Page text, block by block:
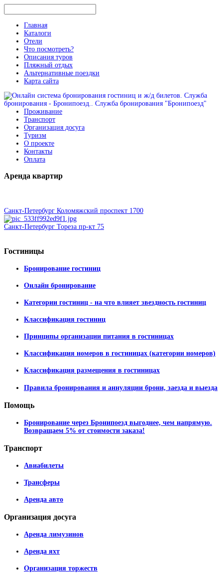
Главная
Каталоги
Отели
Что посмотреть?
Описания туров
Пляжный отдых
Альтернативные поездки
Карта сайта
Проживание
Транспорт
Организация досуга
Туризм
О проекте
Контакты
Оплата
Аренда квартир
Санкт-Петербург Коломяжский проспект 1700
Санкт-Петербург Тореза пр-кт 75
Гостиницы
Бронирование гостиниц
Онлайн бронирование
Категории гостиниц - на что влияет звездность гостиниц
Классификация гостиниц
Принципы организации питания в гостиницах
Классификация номеров в гостиницах (категории номеров)
Классификация размещения в гостиницах
Правила бронирования и аннуляции брони, заезда и выезда
Помощь
Бронирование через Бронипоезд выгоднее, чем напрямую.
Возвращаем 5% от стоимости заказа!
Транспорт
Авиабилеты
Трансферы
Аренда авто
Организация досуга
Аренда лимузинов
Аренда яхт
Организация торжеств